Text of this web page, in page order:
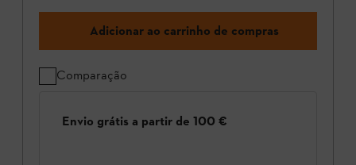
Adicionar ao carrinho de compras
Comparação
Envio grátis a partir de 100 €